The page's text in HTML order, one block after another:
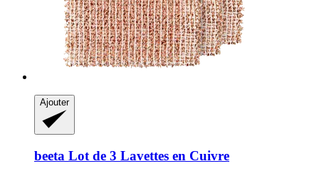
Ajouter
beeta Lot de 3 Lavettes en Cuivre